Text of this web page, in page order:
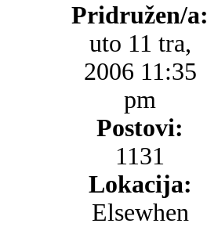
Pridružen/a:
uto 11 tra,
2006 11:35
pm
Postovi:
1131
Lokacija:
Elsewhen